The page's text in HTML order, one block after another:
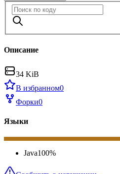
Описание
34 KiB
В избранном0
Форки0
Языки
Java100%